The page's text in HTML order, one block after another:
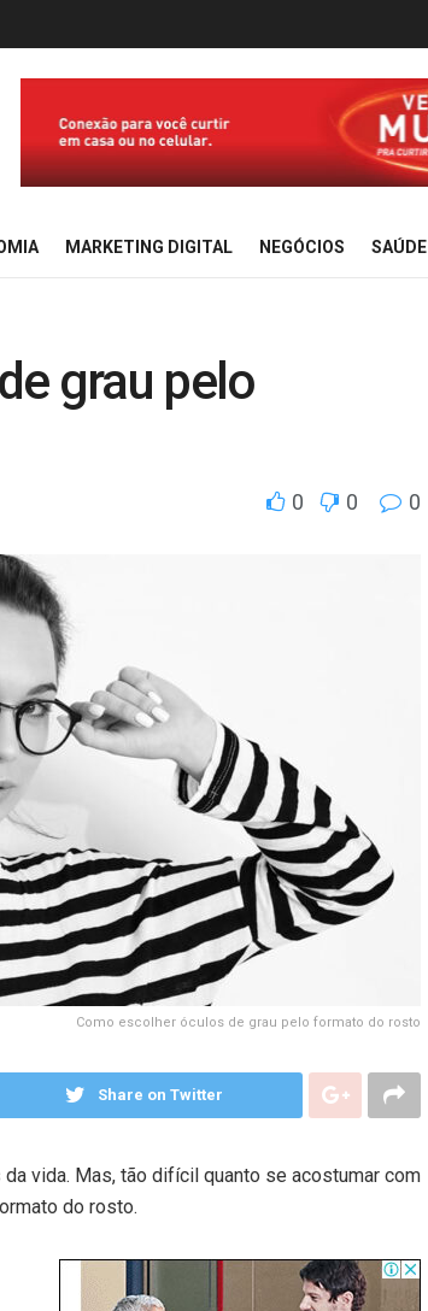
MARKETING DIGITAL NEGÓCIOS SAÚDE
grau pelo
0 0 0
Como escolher óculos de grau pelo formato do rosto
Share on Twitter
vida. Mas, tão difícil quanto se acostumar com
do rosto.